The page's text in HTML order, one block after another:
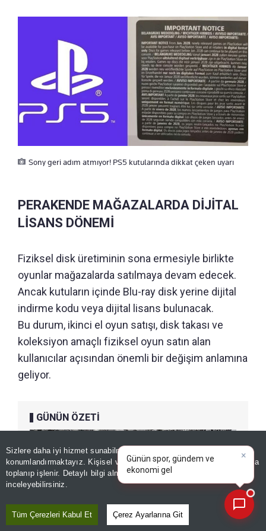
Sizlere daha iyi hizmet sunabilmek adına sitemizde
konumlandırmaktayız. Kişisel verileriniz, KVKK ve GDPR kapsamında
toplanıp işlenir. Detaylı bilgi almak içinAydınlatma Metnimizi
inceleyebilirsiniz.
Tüm Çerezleri Kabul Et Çerez Ayarlarına Git
Sony geri adım atmıyor! PS5 kutularında dikkat çeken uyarı
PERAKENDE MAĞAZALARDA DİJİTAL
LİSANS DÖNEMİ
Fiziksel disk üretiminin sona ermesiyle birlikte
oyunlar mağazalarda satılmaya devam edecek.
Ancak kutuların içinde Blu-ray disk yerine dijital
indirme kodu veya dijital lisans bulunacak.
Bu durum, ikinci el oyun satışı, disk takası ve
koleksiyon amaçlı fiziksel oyun satın alan
kullanıcılar açısından önemli bir değişim anlamına
geliyor.
GÜNÜN ÖZETİ
×
Günün spor, gündem ve
ekonomi gelişmelerini analiz
edin!|